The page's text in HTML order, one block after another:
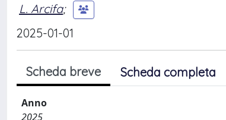
L. Arcifa;
2025-01-01
Scheda breve Scheda completa
Anno
2025